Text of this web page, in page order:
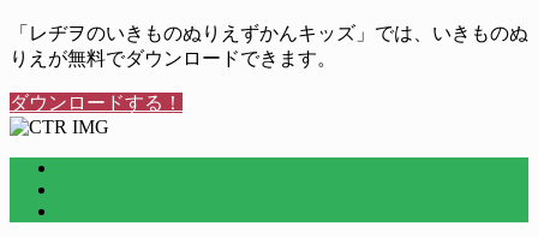
「レヂヲのいきものぬりえずかんキッズ」では、いきものぬ
りえが無料でダウンロードできます。
ダウンロードする！